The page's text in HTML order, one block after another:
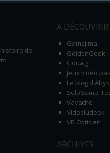
de
À DÉCOUVRIR
Gamejima
GoldenGeek
Gouaig
Jeux vidéo
Le blog
Vavache
Videoludeek
VR Optician
ARCHIVES